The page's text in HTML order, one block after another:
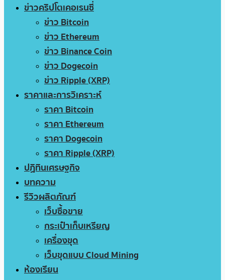
ข่าวคริปโตเคอเรนซี่
ข่าว Bitcoin
ข่าว Ethereum
ข่าว Binance Coin
ข่าว Dogecoin
ข่าว Ripple (XRP)
ราคาและการวิเคราะห์
ราคา Bitcoin
ราคา Ethereum
ราคา Dogecoin
ราคา Ripple (XRP)
ปฏิทินเศรษฐกิจ
บทความ
รีวิวผลิตภัณฑ์
เว็บซื้อขาย
กระเป๋าเก็บเหรียญ
เครื่องขุด
เว็บขุดแบบ Cloud Mining
ห้องเรียน